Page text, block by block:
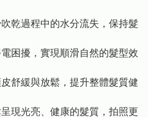
乾過程中的⽔分流失，保持髮
困擾，實現順滑⾃然的髮型效
舒緩與放鬆，提升整體髮質健
現光亮、健康的髮質，拍照更